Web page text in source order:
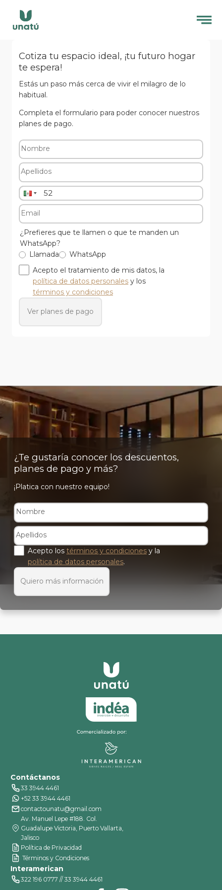
Cotiza tu espacio ideal, ¡tu futuro hogar
te espera!
Estás un paso más cerca de vivir el milagro de lo
habitual.
Completa el formulario para poder conocer nuestros
planes de pago.
¿Prefieres que te llamen o que te manden un
WhatsApp?
Llamada
WhatsApp
Acepto el tratamiento de mis datos, la
política de datos personales y los
términos y condiciones
Ver planes de pago
¿Te gustaría conocer los descuentos,
planes de pago y más?
¡Platica con nuestro equipo!
Acepto los términos y condiciones y la
política de datos personales.
Quiero más información
Contáctanos
33 3944 4461
+52 33 3944 4461
contactounatu@gmail.com
Av. Manuel Lepe #188. Col.
Guadalupe Victoria, Puerto Vallarta,
Jalisco
Política de Privacidad
Términos y Condiciones
Interamerican
322 196 0777 // 33 3944 4461